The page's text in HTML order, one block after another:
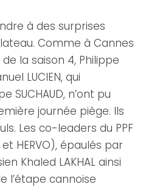
à des surprises
Comme à Cannes
la saison 4, Philippe
LUCIEN, qui
SUCHAUD, n’ont pu
journée piège. Ils
Les co-leaders du PPF
et HERVO), épaulés par
Khaled LAKHAL ainsi
l’étape cannoise